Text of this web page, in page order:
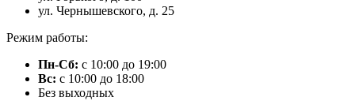
ул. Чернышевского, д. 25
Режим работы:
Пн-Сб: с 10:00 до 19:00
Вс: с 10:00 до 18:00
Без выходных